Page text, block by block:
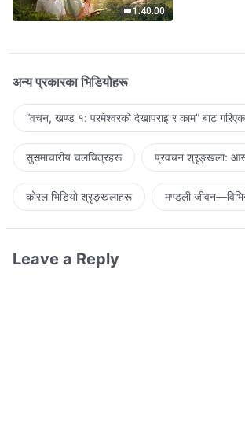
1:40:00
अन्य प्रकारका भिडियोहरू
“वचन, खण्ड १: परमेश्‍वरको देखापराइ र काम” बाट
सुसमाचारीय चलचित्रहरू प्रवचन श्रृङ्खला:
कोरल भिडियो श्रृङ्खलाहरू मण्डली
Leave a Reply